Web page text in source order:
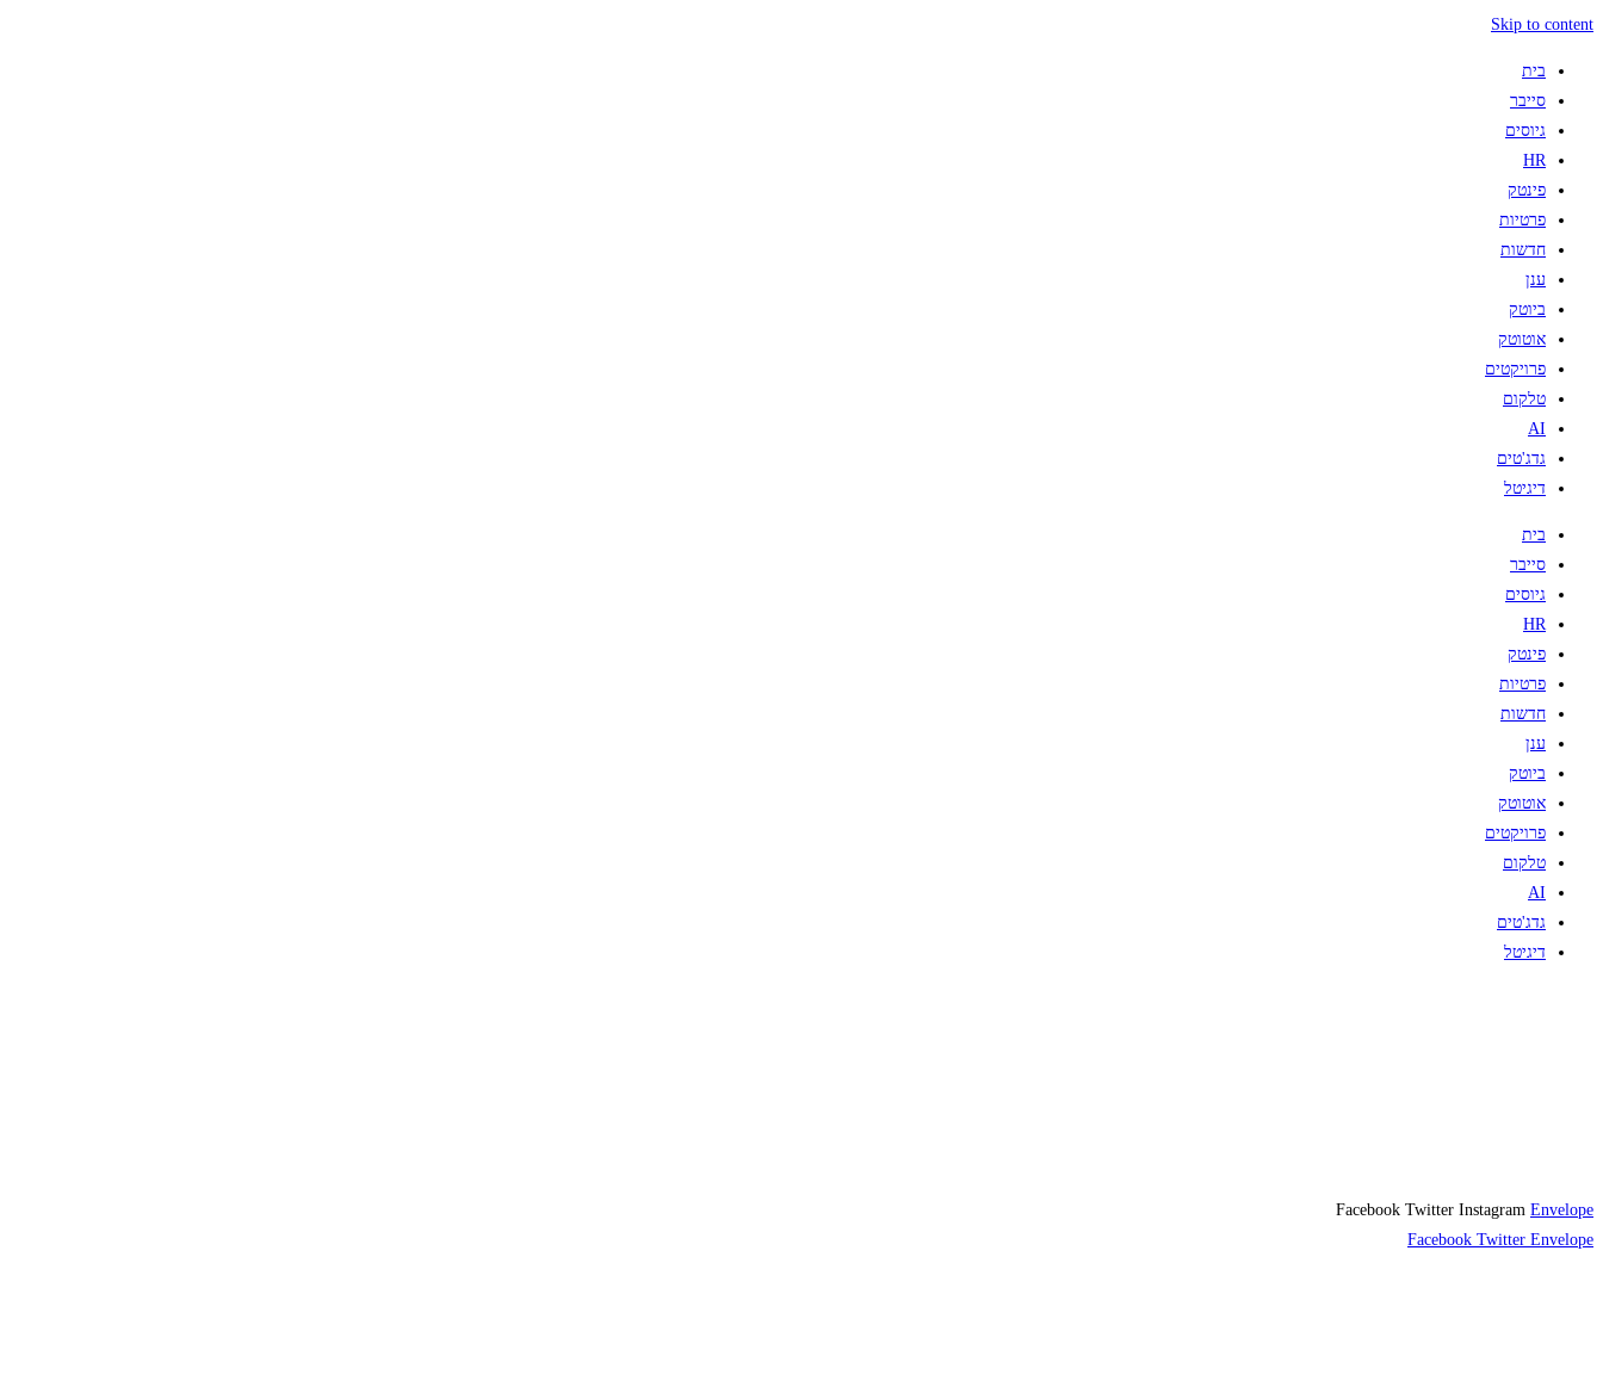
Skip to content
בית
סייבר
גיוסים
HR
פינטק
פרטיות
חדשות
ענן
ביוטק
אוטוטק
פרויקטים
טלקום
AI
גדג'טים
דיגיטל
בית
סייבר
גיוסים
HR
פינטק
פרטיות
חדשות
ענן
ביוטק
אוטוטק
פרויקטים
טלקום
AI
גדג'טים
דיגיטל
Facebook Twitter Instagram Envelope
Facebook Twitter Envelope